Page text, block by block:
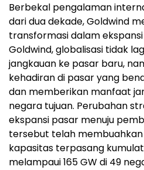
Berbekal pengalaman
dari dua dekade, Goldwind
transformasi dalam
Goldwind, globalisasi tidak
jangkauan ke pasar baru,
kehadiran di pasar yang
dan memberikan manfaat
negara tujuan. Perubahan
ekspansi pasar menuju
tersebut telah membuahkan
kapasitas terpasang
melampaui 165 GW di 49